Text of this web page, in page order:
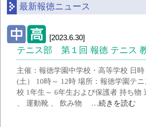
最新報徳ニュース
[2023.6.30]
テニス部 第１回 報徳 テニス
主催：報徳学園中学校・高等学校 日時
(土） 10時～ 12時 場所：報徳学園テ
校 1年生～ 6年生および保護者 持ち物
、 運動靴 、 飲み物 …続きを読む